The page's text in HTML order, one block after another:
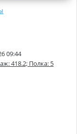
09:44
418.2; Полка: 5